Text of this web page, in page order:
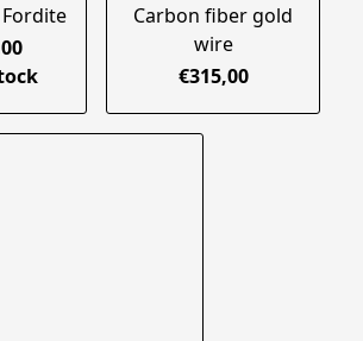
Carbon fiber gold
wire
€315,00